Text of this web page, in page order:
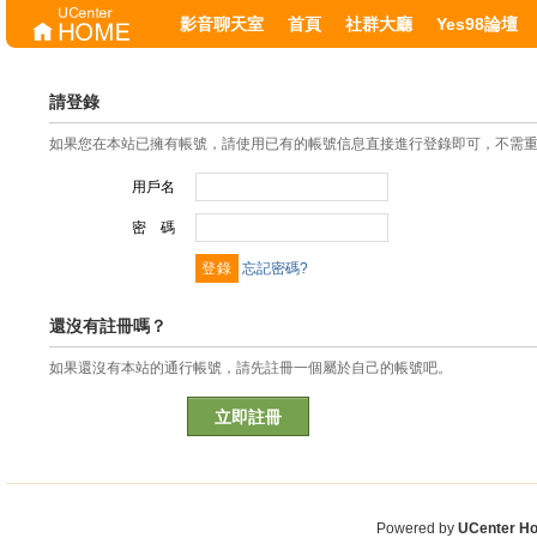
影音聊天室 首頁 社群大廳 Yes98論壇
請登錄
如果您在本站已擁有帳號，請使用已有的帳號信息直接進行登錄即可，不需
用戶名
密 碼
忘記密碼?
還沒有註冊嗎？
如果還沒有本站的通行帳號，請先註冊一個屬於自己的帳號吧。
立即註冊
Powered by UCenter